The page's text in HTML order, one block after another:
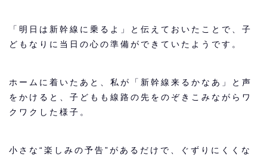
「明日は新幹線に乗るよ」と伝えておいたことで、子
どもなりに当日の心の準備ができていたようです。
ホームに着いたあと、私が「新幹線来るかなあ」と声
をかけると、子どもも線路の先をのぞきこみながらワ
クワクした様子。
小さな“楽しみの予告”があるだけで、ぐずりにくくな